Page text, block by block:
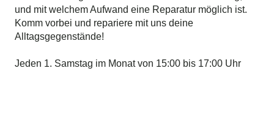
und mit welchem Aufwand eine Reparatur möglich ist.
Komm vorbei und repariere mit uns deine
Alltagsgegenstände!
Jeden 1. Samstag im Monat von 15:00 bis 17:00 Uhr